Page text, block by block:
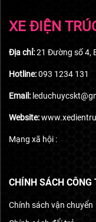
XE ĐIỆN
Địa chỉ:21 Đường số 4,
Hotline:093 1234 131
Email:
Website:
Mạng xã hội :
CHÍNH SÁCH CÔNG
Chính sách vận chuyển